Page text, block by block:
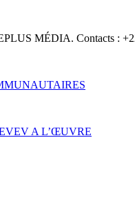
MÉDIA. Contacts :
A L’ŒUVRE